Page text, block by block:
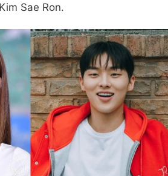
Sae Ron.